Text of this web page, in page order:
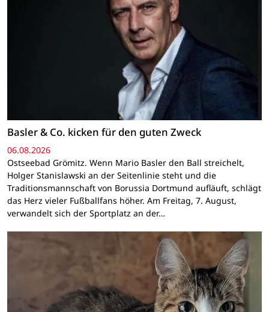
Basler & Co. kicken für den guten Zweck
06.08.2026
Ostseebad Grömitz. Wenn Mario Basler den Ball streichelt,
Holger Stanislawski an der Seitenlinie steht und die
Traditionsmannschaft von Borussia Dortmund aufläuft, schlägt
das Herz vieler Fußballfans höher. Am Freitag, 7. August,
verwandelt sich der Sportplatz an der…